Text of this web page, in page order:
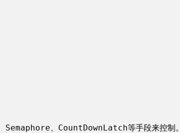
Semaphore CountDownLatch等手段来控制。